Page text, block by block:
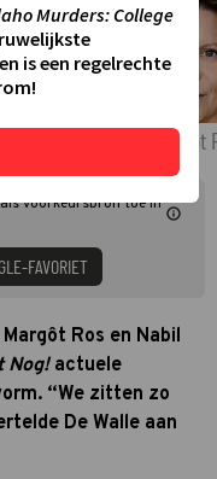
Aoulad Ayad & Margôt
voorkeursbron toe in
FAVORIET
Ros en Nabil
Nog! actuele
“We zitten zo
De Walle aan
Murders: College
is een regelrechte